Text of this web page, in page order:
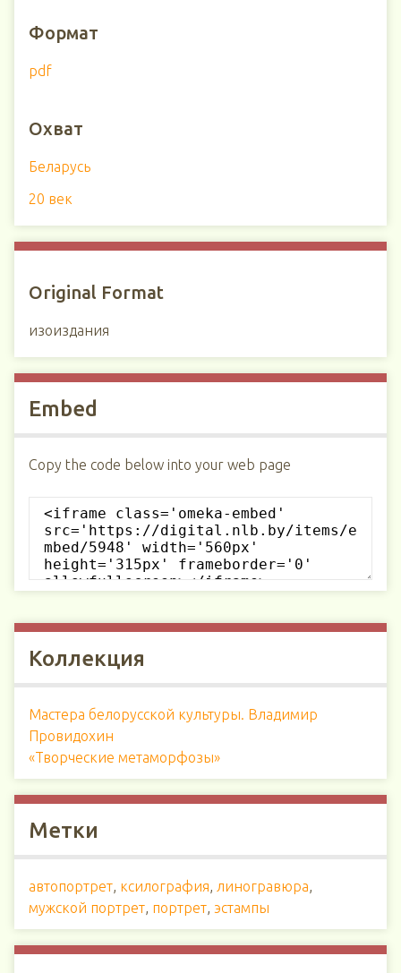
Формат
pdf
Охват
Беларусь
20 век
Original Format
изоиздания
Embed
Copy the code below into your web page
Коллекция
Мастера белорусской культуры. Владимир
Провидохин
«Творческие метаморфозы»
Метки
автопортрет, ксилография, линогравюра,
мужской портрет, портрет, эстампы